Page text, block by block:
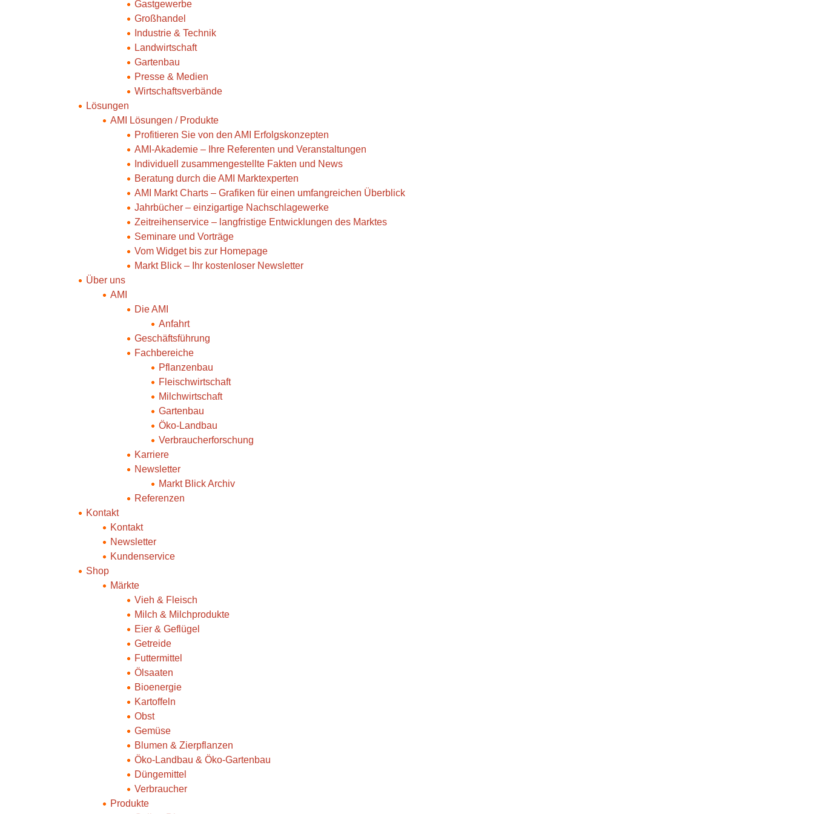
Gastgewerbe
Großhandel
Industrie & Technik
Landwirtschaft
Gartenbau
Presse & Medien
Wirtschaftsverbände
Lösungen
AMI Lösungen / Produkte
Profitieren Sie von den AMI Erfolgskonzepten
AMI-Akademie – Ihre Referenten und Veranstaltungen
Individuell zusammengestellte Fakten und News
Beratung durch die AMI Marktexperten
AMI Markt Charts – Grafiken für einen umfangreichen Überblick
Jahrbücher – einzigartige Nachschlagewerke
Zeitreihenservice – langfristige Entwicklungen des Marktes
Seminare und Vorträge
Vom Widget bis zur Homepage
Markt Blick – Ihr kostenloser Newsletter
Über uns
AMI
Die AMI
Anfahrt
Geschäftsführung
Fachbereiche
Pflanzenbau
Fleischwirtschaft
Milchwirtschaft
Gartenbau
Öko-Landbau
Verbraucherforschung
Karriere
Newsletter
Markt Blick Archiv
Referenzen
Kontakt
Kontakt
Newsletter
Kundenservice
Shop
Märkte
Vieh & Fleisch
Milch & Milchprodukte
Eier & Geflügel
Getreide
Futtermittel
Ölsaaten
Bioenergie
Kartoffeln
Obst
Gemüse
Blumen & Zierpflanzen
Öko-Landbau & Öko-Gartenbau
Düngemittel
Verbraucher
Produkte